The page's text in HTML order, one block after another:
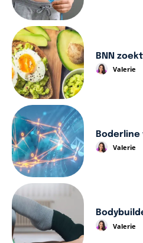
BNN
Valerie
Boderline
Valerie
Valerie